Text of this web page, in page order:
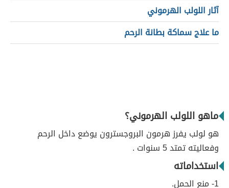
آثار اللولب الهرموني
ما علاج سماكة بطانة الرحم
ماهو اللولب الهرموني؟
هو لولب يفرز هرمون البروجسترون يوضع داخل الرحم
وفعاليته تمتد 5 سنوات .
استخداماته
1- منع الحمل.